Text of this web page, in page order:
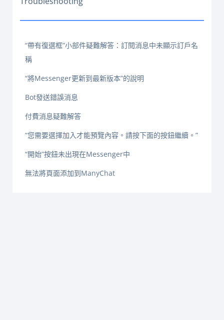
“帶有復選框”小部件疑難解答：訂閱消息中未顯示訂戶名
稱
“將Messenger更新到最新版本”的說明
Bot發送錯誤消息
付費消息疑難解答
“您需要選擇加入才能預覽內容。請按下面的按鈕繼續。”
“開始”按鈕未出現在Messenger中
無法將頁面添加到ManyChat